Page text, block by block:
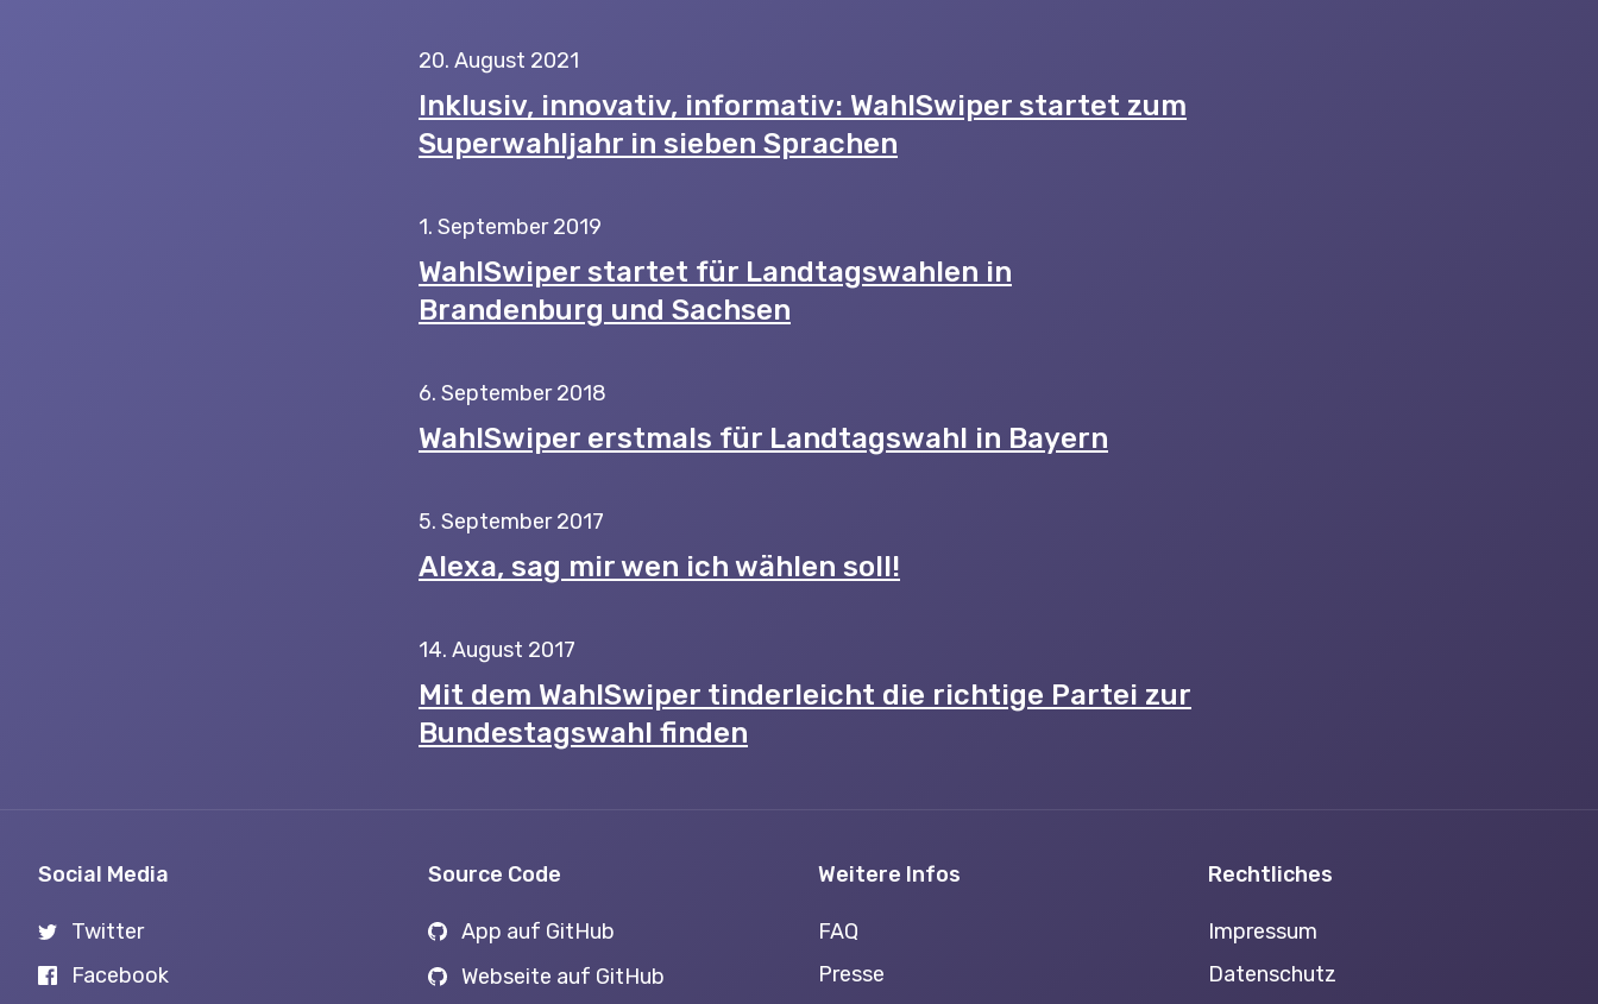
20. August 2021
Inklusiv, innovativ, informativ: WahlSwiper startet zum
Superwahljahr in sieben Sprachen
1. September 2019
WahlSwiper startet für Landtagswahlen in
Brandenburg und Sachsen
6. September 2018
WahlSwiper erstmals für Landtagswahl in Bayern
5. September 2017
Alexa, sag mir wen ich wählen soll!
14. August 2017
Mit dem WahlSwiper tinderleicht die richtige Partei zur
Bundestagswahl finden
Social Media
Twitter
Facebook
Source Code
App auf GitHub
Webseite auf GitHub
Weitere Infos
FAQ
Presse
Rechtliches
Impressum
Datenschutz